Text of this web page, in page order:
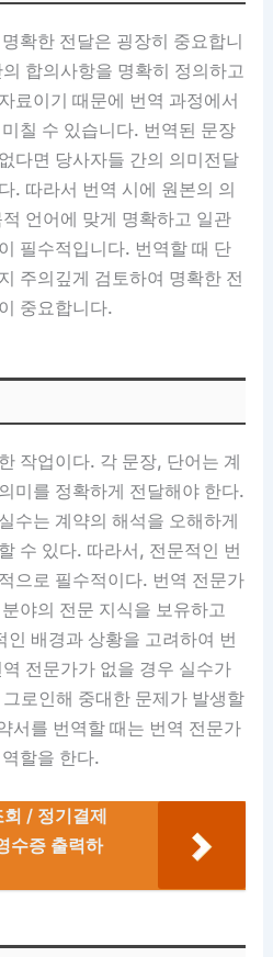
확한 전달은 굉장히 중요합니
합의사항을 명확히 정의하고
료이기 때문에 번역 과정에서
칠 수 있습니다. 번역된 문장
다면 당사자들 간의 의미전달
. 따라서 번역 시에 원본의 의
언어에 맞게 명확하고 일관
필수적입니다. 번역할 때 단
주의깊게 검토하여 명확한 전
중요합니다.
작업이다. 각 문장, 단어는 계
미를 정확하게 전달해야 한다.
수는 계약의 해석을 오해하게
수 있다. 따라서, 전문적인 번
으로 필수적이다. 번역 전문가
야의 전문 지식을 보유하고
배경과 상황을 고려하여 번
전문가가 없을 경우 실수가
로인해 중대한 문제가 발생할
서를 번역할 때는 번역 전문가
할을 한다.
/ 정기결제
수증 출력하